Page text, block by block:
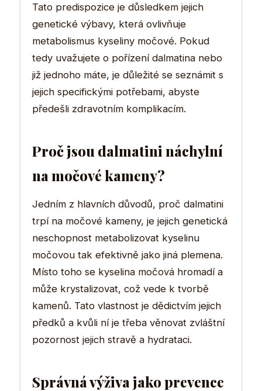
Tato predispozice je důsledkem jejich
genetické výbavy, která ovlivňuje
metabolismus kyseliny močové. Pokud
tedy uvažujete o pořízení dalmatina nebo
již jednoho máte, je důležité se seznámit s
jejich specifickými potřebami, abyste
předešli zdravotním komplikacím.
Proč jsou dalmatini náchylní
na močové kameny?
Jedním z hlavních důvodů, proč dalmatini
trpí na močové kameny, je jejich genetická
neschopnost metabolizovat kyselinu
močovou tak efektivně jako jiná plemena.
Místo toho se kyselina močová hromadí a
může krystalizovat, což vede k tvorbě
kamenů. Tato vlastnost je dědictvím jejich
předků a kvůli ní je třeba věnovat zvláštní
pozornost jejich stravě a hydrataci.
Správná výživa jako prevence